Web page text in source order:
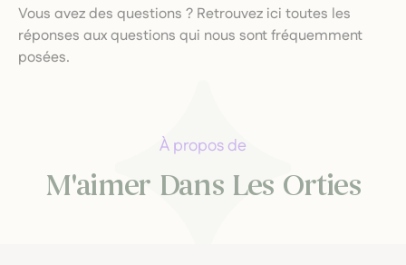
Vous avez des questions ? Retrouvez ici toutes les
réponses aux questions qui nous sont fréquemment
posées.
À propos de
M'aimer Dans Les Orties